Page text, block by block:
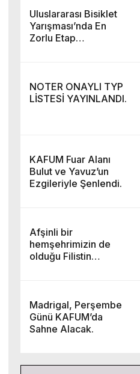
Uluslararası Bisiklet
Yarışması’nda En
Zorlu Etap
NOTER ONAYLI TYP
LİSTESİ YAYINLANDI.
KAFUM Fuar Alanı
Bulut ve Yavuz’un
Ezgileriyle Şenlendi.
Afşinli bir
hemşehrimizin de
olduğu Filistin
Madrigal, Perşembe
Günü KAFUM’da
Sahne Alacak.